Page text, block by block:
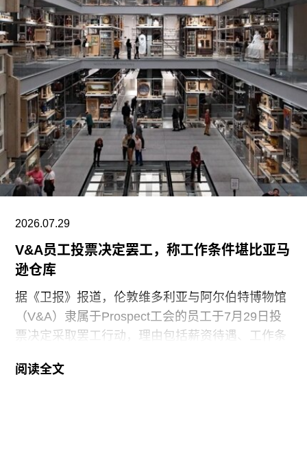
持影像新作品的创作。
2026.07.29
V&A员工投票决定罢工，称工作条件堪比亚马
逊仓库
据《卫报》报道，伦敦维多利亚与阿尔伯特博物馆
（V&A）隶属于Prospect工会的员工于7月29日投
票决定采取罢工行动，理由包括薪资待遇、工作条
地区共运营四家博物馆，包括南肯辛顿的V&A博物
阅读全文